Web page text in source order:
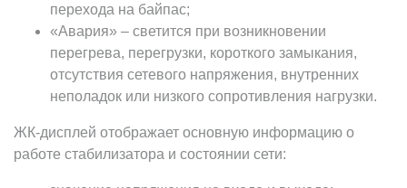
перехода на байпас;
«Авария» – светится при возникновении
перегрева, перегрузки, короткого замыкания,
отсутствия сетевого напряжения, внутренних
неполадок или низкого сопротивления нагрузки.
ЖК-дисплей отображает основную информацию о
работе стабилизатора и состоянии сети: